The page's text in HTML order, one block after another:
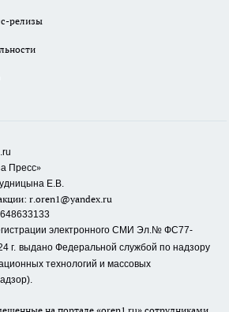
релизы
Пресс»
Е.В.
r.oren1@yandex.ru
электронного СМИ Эл.№ ФС77-
г. выдано Федеральной службой по надзору
технологий и массовых